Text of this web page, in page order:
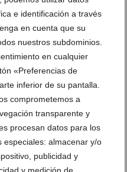
e identificación a través
en cuenta que su
nuestros subdominios.
en cualquier
«Preferencias de
inferior de su pantalla.
comprometemos a
transparente y
procesan datos para los
especiales: almacenar y/o
publicidad y
IX Marcha Solidaria a favor del CEE
Raquel Payà 87
IX Marcha Solidaria a favor del CEE
Raquel Payà 89
IX Marcha Solidaria a favor del CEE
Raquel Payà 91
IX Marcha Solidaria a favor del CEE
Raquel Payà 93